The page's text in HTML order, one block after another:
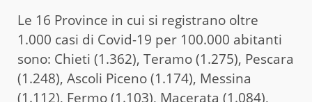
Le 16 Province in cui si registrano oltre
1.000 casi di Covid-19 per 100.000 abitanti
sono: Chieti (1.362), Teramo (1.275), Pescara
(1.248), Ascoli Piceno (1.174), Messina
(1.112), Fermo (1.103), Macerata (1.084),